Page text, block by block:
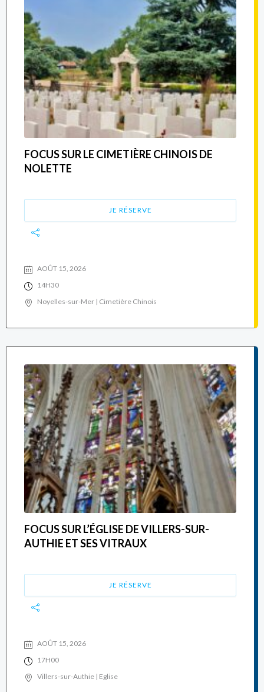
FOCUS SUR LE CIMETIÈRE CHINOIS DE
NOLETTE
JE RÉSERVE
AOÛT 15, 2026
14H30
Noyelles-sur-Mer | Cimetière Chinois
FOCUS SUR L’ÉGLISE DE VILLERS-SUR-
AUTHIE ET SES VITRAUX
JE RÉSERVE
AOÛT 15, 2026
17H00
Villers-sur-Authie | Eglise